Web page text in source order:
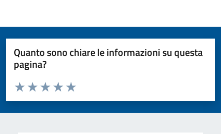
Quanto sono chiare le informazioni su questa
pagina?
Valuta da 1 a 5 stelle la pagina
Valuta 5 stelle su 5
Valuta 4 stelle su 5
Valuta 3 stelle su 5
Valuta 2 stelle su 5
Valuta 1 stelle su 5